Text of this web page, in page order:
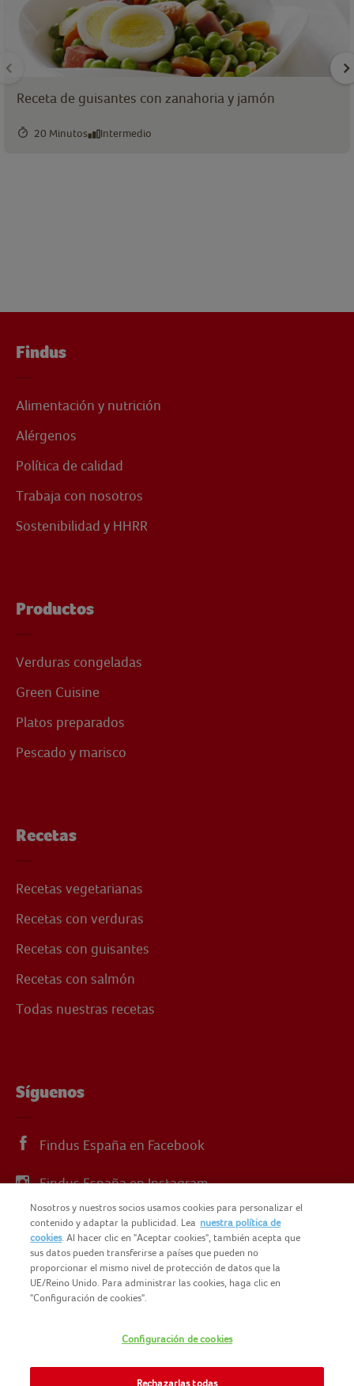
Receta de guisantes con zanahoria y jamón
20 Minutos Intermedio
Findus
Alimentación y nutrición
Alérgenos
Política de calidad
Trabaja con nosotros
Sostenibilidad y HHRR
Productos
Verduras congeladas
Green Cuisine
Platos preparados
Pescado y marisco
Recetas
Recetas vegetarianas
Recetas con verduras
Recetas con guisantes
Recetas con salmón
Todas nuestras recetas
Síguenos
Findus España en Facebook
Findus España en Instagram
Findus España en X
POLÍTICA DE PRIVACIDAD
MAPA DEL SITIO
Nosotros y nuestros socios usamos cookies para personalizar el
contenido y adaptar la publicidad. Lea nuestra política de
cookies. Al hacer clic en "Aceptar cookies", también acepta que
sus datos pueden transferirse a países que pueden no
proporcionar el mismo nivel de protección de datos que la
UE/Reino Unido. Para administrar las cookies, haga clic en
"Configuración de cookies".
Configuración de cookies
Rechazarlas todas